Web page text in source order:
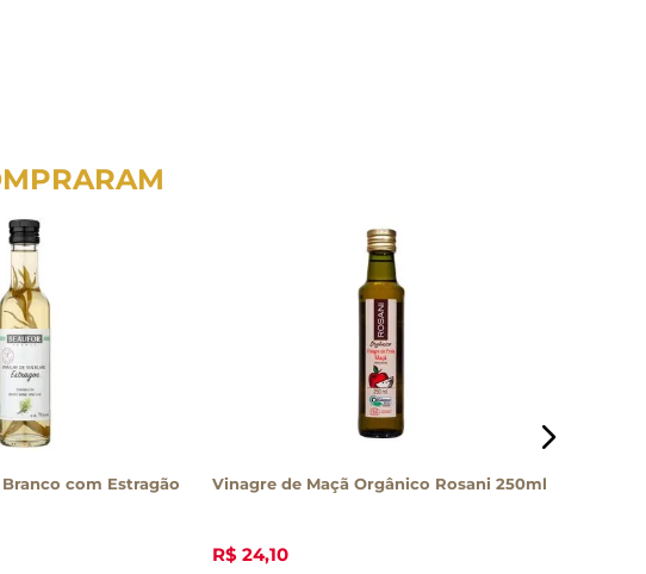
com Estragão
Vinagre de Maçã Orgânico Rosani 250ml
R$ 24,10